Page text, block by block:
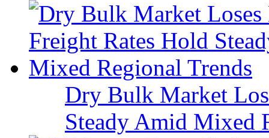
Dry Bulk Market
Steady Amid Mixed